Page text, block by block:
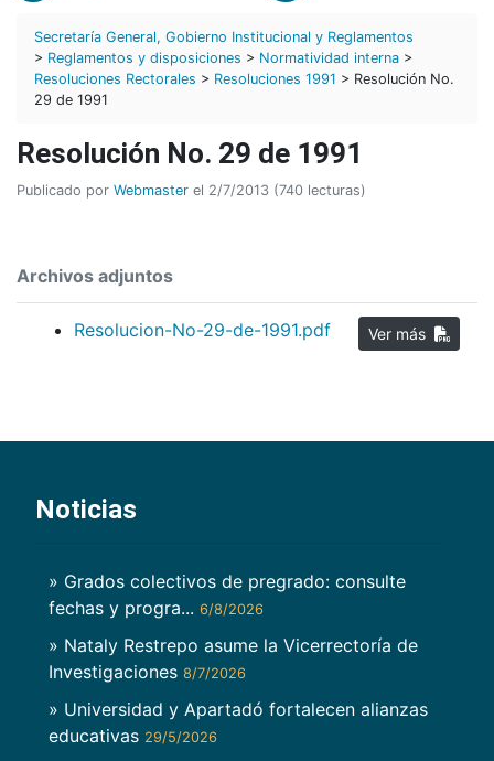
Secretaría General, Gobierno Institucional y Reglamentos
> Reglamentos y disposiciones > Normatividad interna >
Resoluciones Rectorales > Resoluciones 1991 > Resolución No.
29 de 1991
Resolución No. 29 de 1991
Publicado por Webmaster el 2/7/2013 (740 lecturas)
Archivos adjuntos
Resolucion-No-29-de-1991.pdf
Noticias
» Grados colectivos de pregrado: consulte
fechas y progra... 6/8/2026
» Nataly Restrepo asume la Vicerrectoría de
Investigaciones 8/7/2026
» Universidad y Apartadó fortalecen alianzas
educativas 29/5/2026